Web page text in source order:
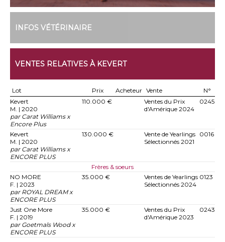
INFOS VÉTÉRINAIRE
VENTES RELATIVES À KEVERT
Lot Prix Acheteur Vente
N°
Kevert
M. | 2020
par Carat Williams x
Encore Plus
110.000 €
Ventes du Prix
d'Amérique 2024
0245
Kevert
M. | 2020
par Carat Williams x
ENCORE PLUS
130.000 €
Vente de Yearlings
Sélectionnés 2021
0016
Frères & soeurs
NO MORE
F. | 2023
par ROYAL DREAM x
ENCORE PLUS
35.000 €
Ventes de Yearlings
Sélectionnés 2024
0123
Just One More
F. | 2019
par Goetmals Wood x
ENCORE PLUS
35.000 €
Ventes du Prix
d'Amérique 2023
0243